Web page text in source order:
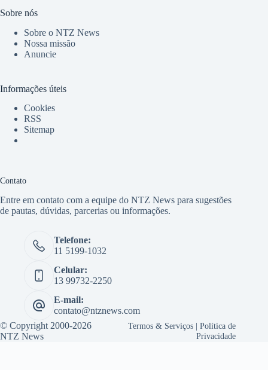
Sobre nós
Sobre o NTZ News
Nossa missão
Anuncie
Informações úteis
Cookies
RSS
Sitemap
Contato
Entre em contato com a equipe do NTZ News para sugestões
de pautas, dúvidas, parcerias ou informações.
Telefone:
11 5199-1032
Celular:
13 99732-2250
E-mail:
contato@ntznews.com
© Copyright 2000-2026
NTZ News
Termos & Serviços |Política de
Privacidade